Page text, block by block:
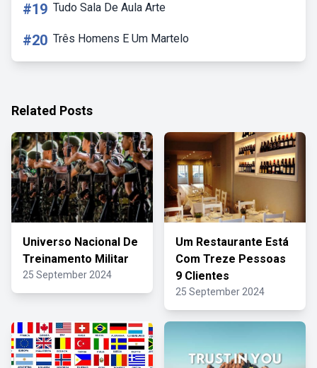
#19 Tudo Sala De Aula Arte
#20 Três Homens E Um Martelo
Related Posts
Universo Nacional De
Treinamento Militar
25 September 2024
Um Restaurante Está
Com Treze Pessoas
9 Clientes
25 September 2024